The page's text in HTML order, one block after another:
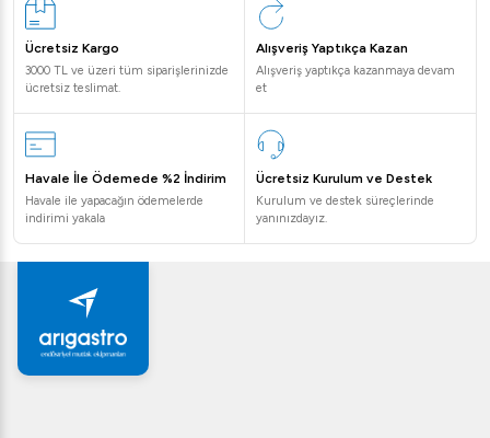
Ücretsiz Kargo
3000 TL ve üzeri tüm siparişlerinizde
ücretsiz teslimat.
Alışveriş Yaptıkça Kazan
Alışveriş yaptıkça kazanmaya devam
et
Havale İle Ödemede %2 İndirim
Havale ile yapacağın ödemelerde
indirimi yakala
Ücretsiz Kurulum ve Destek
Kurulum ve destek süreçlerinde
yanınızdayız.